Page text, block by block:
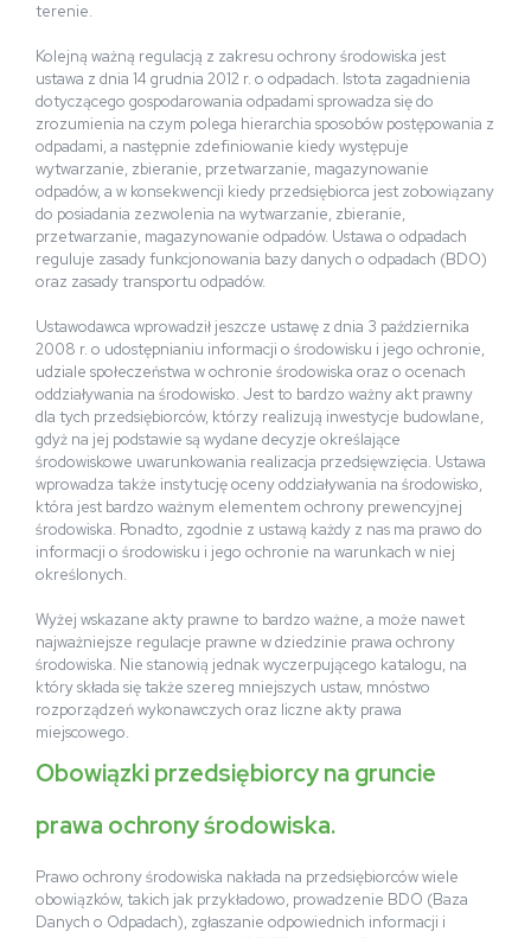
terenie.
Kolejną ważną regulacją z zakresu ochrony środowiska jest
ustawa z dnia 14 grudnia 2012 r. o odpadach. Istota zagadnienia
dotyczącego gospodarowania odpadami sprowadza się do
zrozumienia na czym polega hierarchia sposobów postępowania z
odpadami, a następnie zdefiniowanie kiedy występuje
wytwarzanie, zbieranie, przetwarzanie, magazynowanie
odpadów, a w konsekwencji kiedy przedsiębiorca jest zobowiązany
do posiadania zezwolenia na wytwarzanie, zbieranie,
przetwarzanie, magazynowanie odpadów. Ustawa o odpadach
reguluje zasady funkcjonowania bazy danych o odpadach (BDO)
oraz zasady transportu odpadów.
Ustawodawca wprowadził jeszcze ustawę z dnia 3 października
2008 r. o udostępnianiu informacji o środowisku i jego ochronie,
udziale społeczeństwa w ochronie środowiska oraz o ocenach
oddziaływania na środowisko. Jest to bardzo ważny akt prawny
dla tych przedsiębiorców, którzy realizują inwestycje budowlane,
gdyż na jej podstawie są wydane decyzje określające
środowiskowe uwarunkowania realizacja przedsięwzięcia. Ustawa
wprowadza także instytucję oceny oddziaływania na środowisko,
która jest bardzo ważnym elementem ochrony prewencyjnej
środowiska. Ponadto, zgodnie z ustawą każdy z nas ma prawo do
informacji o środowisku i jego ochronie na warunkach w niej
określonych.
Wyżej wskazane akty prawne to bardzo ważne, a może nawet
najważniejsze regulacje prawne w dziedzinie prawa ochrony
środowiska. Nie stanowią jednak wyczerpującego katalogu, na
który składa się także szereg mniejszych ustaw, mnóstwo
rozporządzeń wykonawczych oraz liczne akty prawa
miejscowego.
Obowiązki przedsiębiorcy na gruncie
prawa ochrony środowiska.
Prawo ochrony środowiska nakłada na przedsiębiorców wiele
obowiązków, takich jak przykładowo, prowadzenie BDO (Baza
Danych o Odpadach), zgłaszanie odpowiednich informacji i